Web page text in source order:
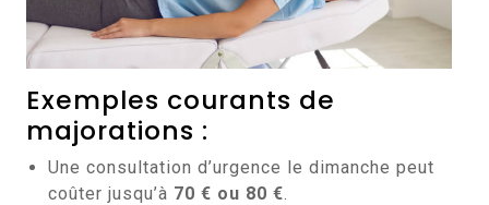
Exemples courants de
majorations :
Une consultation d’urgence le dimanche peut
coûter jusqu’à 70 € ou 80 €